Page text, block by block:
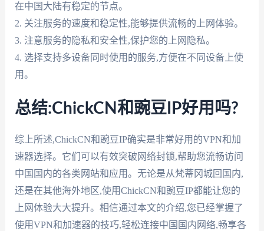
在中国大陆有稳定的节点。
2. 关注服务的速度和稳定性,能够提供流畅的上网体验。
3. 注意服务的隐私和安全性,保护您的上网隐私。
4. 选择支持多设备同时使用的服务,方便在不同设备上使
用。
总结:ChickCN和豌豆IP好用吗?
综上所述,ChickCN和豌豆IP确实是非常好用的VPN和加
速器选择。它们可以有效突破网络封锁,帮助您流畅访问
中国国内的各类网站和应用。无论是从梵蒂冈城回国内,
还是在其他海外地区,使用ChickCN和豌豆IP都能让您的
上网体验大大提升。相信通过本文的介绍,您已经掌握了
使用VPN和加速器的技巧,轻松连接中国国内网络,畅享各